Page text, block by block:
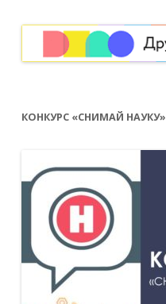
КОНКУРС «СНИМАЙ НАУКУ»